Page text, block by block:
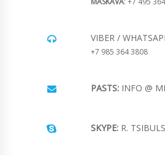
VIBER /
+7 985 364 3808
PASTS: INFO @
SKYPE: R.